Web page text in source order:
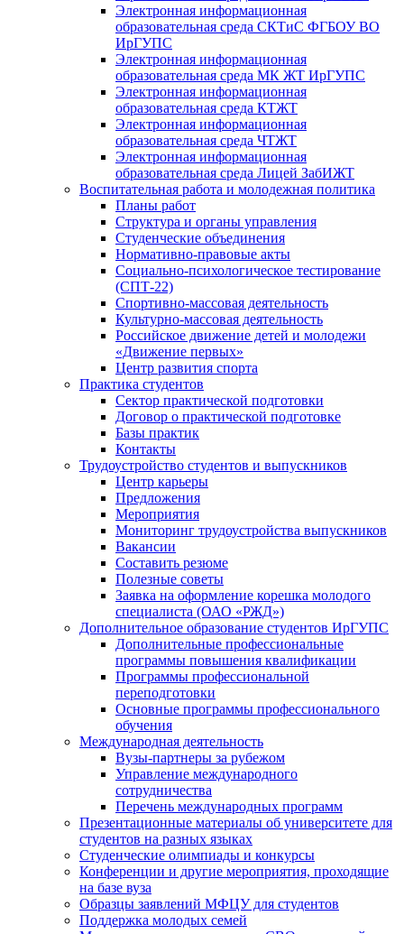
Электронная информационная
образовательная среда СКТиС ФГБОУ ВО
ИрГУПС
Электронная информационная
образовательная среда МК ЖТ ИрГУПС
Электронная информационная
образовательная среда КТЖТ
Электронная информационная
образовательная среда ЧТЖТ
Электронная информационная
образовательная среда Лицей ЗабИЖТ
Воспитательная работа и молодежная политика
Планы работ
Структура и органы управления
Студенческие объединения
Нормативно-правовые акты
Социально-психологическое тестирование
(СПТ-22)
Спортивно-массовая деятельность
Культурно-массовая деятельность
Российское движение детей и молодежи
«Движение первых»
Центр развития спорта
Практика студентов
Сектор практической подготовки
Договор о практической подготовке
Базы практик
Контакты
Трудоустройство студентов и выпускников
Центр карьеры
Предложения
Мероприятия
Мониторинг трудоустройства выпускников
Вакансии
Составить резюме
Полезные советы
Заявка на оформление корешка молодого
специалиста (ОАО «РЖД»)
Дополнительное образование студентов ИрГУПС
Дополнительные профессиональные
программы повышения квалификации
Программы профессиональной
переподготовки
Основные программы профессионального
обучения
Международная деятельность
Вузы-партнеры за рубежом
Управление международного
сотрудничества
Перечень международных программ
Презентационные материалы об университете для
студентов на разных языках
Студенческие олимпиады и конкурсы
Конференции и другие мероприятия, проходящие
на базе вуза
Образцы заявлений МФЦУ для студентов
Поддержка молодых семей